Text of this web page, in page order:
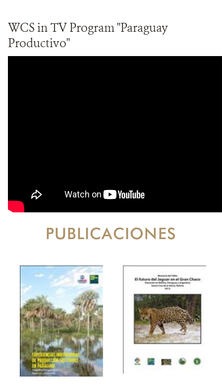
WCS in TV Program "Paraguay
Productivo"
PUBLICACIONES